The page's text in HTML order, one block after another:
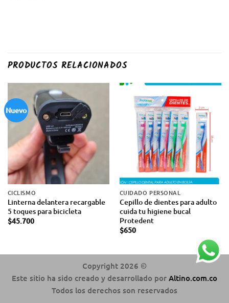
PRODUCTOS RELACIONADOS
Nuevo
CICLISMO
Linterna delantera recargable
5 toques para bicicleta
$45.700
CUIDADO PERSONAL
Cepillo de dientes para adulto
cuida tu higiene bucal
Protedent
$650
Copyright 2026 ©
Este sitio ha sido creado y desarrollado por Altino.com.co
Todos los derechos son reservados